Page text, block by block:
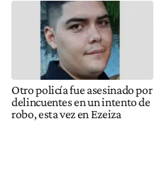
Otro policía fue asesinado por
delincuentes en un intento de
robo, esta vez en Ezeiza